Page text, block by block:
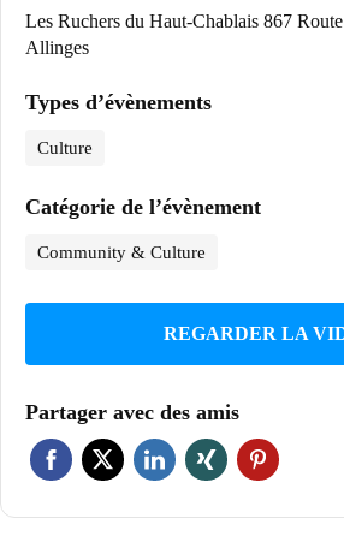
Les Ruchers du Haut-Chablais 867
Allinges
Types d’évènements
Culture
Catégorie de l’évènement
Community & Culture
REGARDER LA
Partager avec des amis